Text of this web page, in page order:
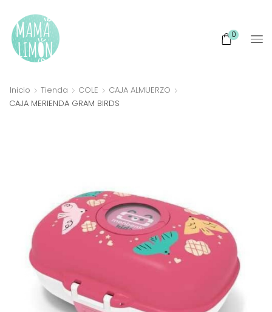
0
Inicio Tienda COLE
CAJA ALMUERZO
CAJA MERIENDA GRAM BIRDS